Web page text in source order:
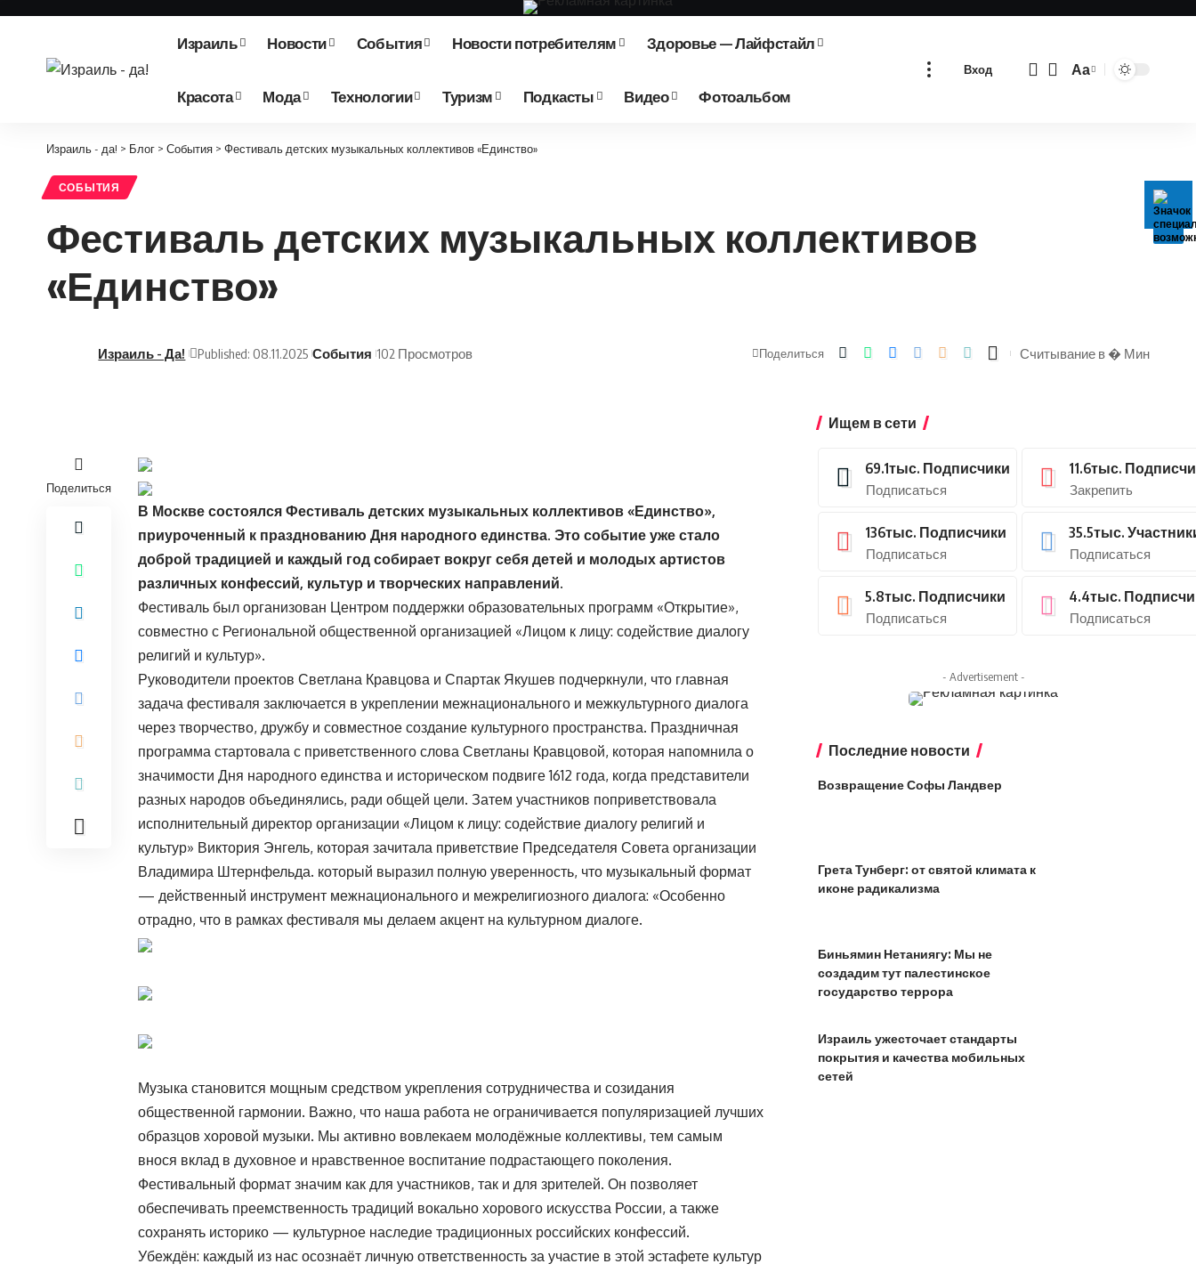
Израиль Новости События Новости потребителям Здоровье — Лайфстайл
Красота Мода Технологии Туризм Подкасты Видео Фотоальбом
Вход
Изменение
Аа
Израиль - да! > Блог > События > Фестиваль детских музыкальных коллективов «Единство»
СОБЫТИЯ
Фестиваль детских музыкальных коллективов
«Единство»
Израиль - Да! Published: 08.11.2025 События 102 Просмотров Поделиться Считывание в � Мин
Поделиться
В Москве состоялся Фестиваль детских музыкальных коллективов «Единство»,
приуроченный к празднованию Дня народного единства. Это событие уже стало
доброй традицией и каждый год собирает вокруг себя детей и молодых артистов
различных конфессий, культур и творческих направлений.
Фестиваль был организован Центром поддержки образовательных программ «Открытие»,
совместно с Региональной общественной организацией «Лицом к лицу: содействие диалогу
религий и культур».
Руководители проектов Светлана Кравцова и Спартак Якушев подчеркнули, что главная
задача фестиваля заключается в укреплении межнационального и межкультурного диалога
через творчество, дружбу и совместное создание культурного пространства. Праздничная
программа стартовала с приветственного слова Светланы Кравцовой, которая напомнила о
значимости Дня народного единства и историческом подвиге 1612 года, когда представители
разных народов объединялись, ради общей цели. Затем участников поприветствовала
исполнительный директор организации «Лицом к лицу: содействие диалогу религий и
культур» Виктория Энгель, которая зачитала приветствие Председателя Совета организации
Владимира Штернфельда. который выразил полную уверенность, что музыкальный формат
— действенный инструмент межнационального и межрелигиозного диалога: «Особенно
отрадно, что в рамках фестиваля мы делаем акцент на культурном диалоге.
Музыка становится мощным средством укрепления сотрудничества и созидания
общественной гармонии. Важно, что наша работа не ограничивается популяризацией лучших
образцов хоровой музыки. Мы активно вовлекаем молодёжные коллективы, тем самым
внося вклад в духовное и нравственное воспитание подрастающего поколения.
Фестивальный формат значим как для участников, так и для зрителей. Он позволяет
обеспечивать преемственность традиций вокально хорового искусства России, а также
сохранять историко — культурное наследие традиционных российских конфессий.
Убеждён: каждый из нас осознаёт личную ответственность за участие в этой эстафете культур
Ищем в сети
69.1тыс. Подписчики
Подписаться
11.6тыс.
Закрепить
136тыс. Подписчики
Подписаться
35.5тыс.
Подписаться
5.8тыс. Подписчики
Подписаться
4.4тыс.
Подписаться
- Advertisement -
Последние новости
Возвращение Софы Ландвер
Грета Тунберг: от святой климата к
иконе радикализма
Биньямин Нетаниягу: Мы не
создадим тут палестинское
государство террора
Израиль ужесточает стандарты
покрытия и качества мобильных
сетей